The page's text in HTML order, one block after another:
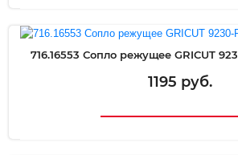
716.16553 Сопло режущее GRICUT
1195 руб.